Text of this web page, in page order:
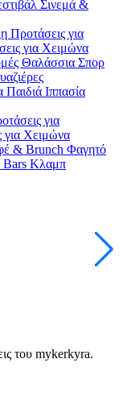
Σινεμά &
Προτάσεις για
για Χειμώνα
Θαλάσσια Σπορ
Παιδιά Ιππασία
για
για Χειμώνα
& Brunch Φαγητό
Bars Κλαμπ
του mykerkyra.